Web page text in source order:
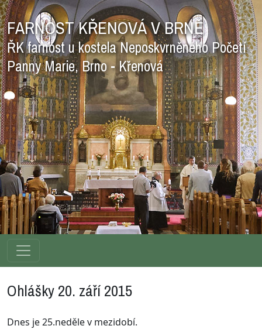
FARNOST KŘENOVÁ V BRNĚ
ŘK farnost u kostela Neposkvrněného Početí
Panny Marie, Brno - Křenová
Ohlášky 20. září 2015
Dnes je 25.neděle v mezidobí.